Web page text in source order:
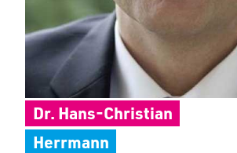
Dr. Hans-Christian
Herrmann